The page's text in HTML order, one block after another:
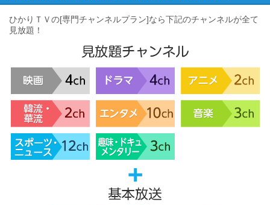
ひかりＴＶの[専門チャンネルプラン]なら下記のチャンネルが全て
見放題！